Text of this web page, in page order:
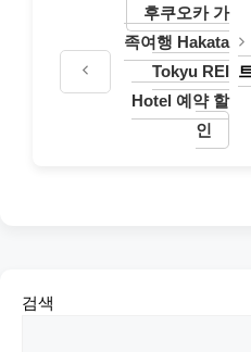
후쿠오카 가
족여행 Hakata
Tokyu REI
Hotel 예약 할
인
검색